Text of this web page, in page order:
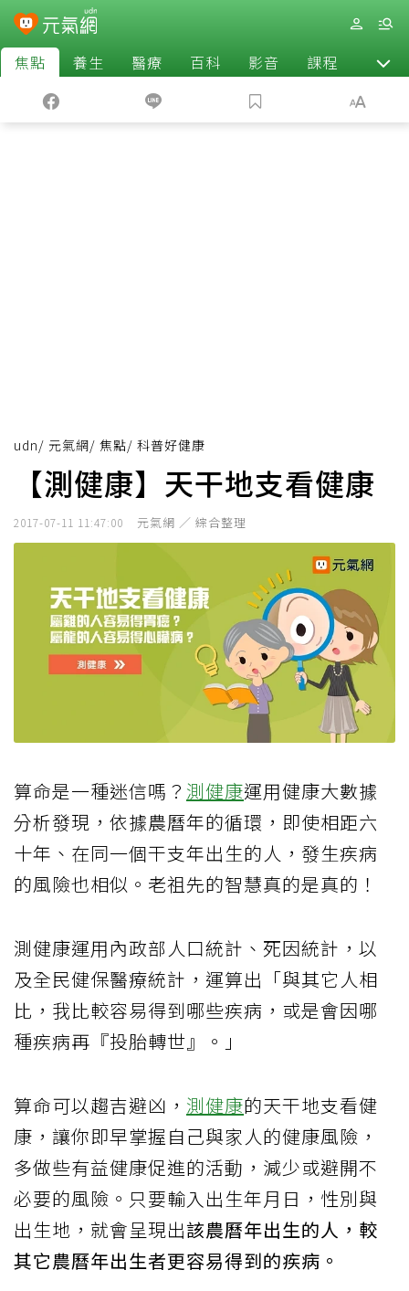
焦點 養生 醫療 百科 影音 課程 退休
udn/ 元氣網/ 焦點/ 科普好健康
【測健康】天干地支看健康
2017-07-11 11:47:00 元氣網 ／ 綜合整理
算命是一種迷信嗎？ 測健康運用健康大數據
分析發現，依據農曆年的循環，即使相距六
十年、在同一個干支年出生的人，發生疾病
的風險也相似。老祖先的智慧真的是真的！
測健康運用內政部人口統計、死因統計，以
及全民健保醫療統計，運算出「與其它人相
比，我比較容易得到哪些疾病，或是會因哪
種疾病再『投胎轉世』。」
算命可以趨吉避凶， 測健康的天干地支看健
康，讓你即早掌握自己與家人的健康風險，
多做些有益健康促進的活動，減少或避開不
必要的風險。只要輸入出生年月日，性別與
出生地，就會呈現出該農曆年出生的人，較
其它農曆年出生者更容易得到的疾病。